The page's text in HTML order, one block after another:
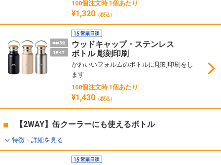
100個注文時 1個あたり
¥1,320 （税込）
ウッドキャップ・ステンレス
ボトル 彫刻印刷
かわいいフォルムのボトルに彫刻印刷をし
ます
100個注文時 1個あたり
¥1,430 （税込）
【2WAY】缶クーラーにも使えるボトル
特徴・詳細を見る